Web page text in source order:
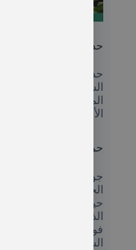
حديقة طرزان
حديقة طرزان من
الشمال التركي تتميز
الموجودة فيها يتوفر
الأعمار للصغار والكبار
حمامات الكبريتية في
جولة شلال بالوفيت
الحمامات ايدر
حيث شلال الماء
الذي يتدفق من أعلى
فوائد للجسم وتعتبر من
السياح